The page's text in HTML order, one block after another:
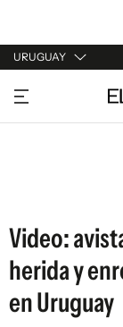
URUGUAY
URUGUAY
ARGENTINA
Video:
herida y
en Uruguay